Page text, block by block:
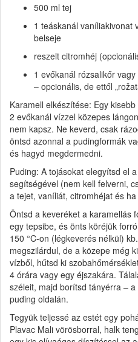
500 ml tej
1 teáskanál vaníliakivonat
belseje
reszelt citromhéj
1 evőkanál rózsalikőr
– opcionális, de ettől
Karamell elkészítése: Egy
2 evőkanál vízzel közepes
nem kapsz. Ne keverd, csak
öntsd azonnal a pudingformák
és hagyd megdermedni.
Puding: A tojásokat elegyítsd el
segítségével (nem kell felverni,
a tejet, vaníliát, citromhéjat és
Öntsd a keveréket a karamellás
egy tepsibe, és önts köréjük
150 °C-on (légkeverés nélkül)
megszilárdul, de a közepe még
vízből, hűtsd ki
4 órára vagy egy éjszakára.
széleit, majd borítsd tányérra –
puding oldalán.
Tegyük teljessé az estét egy
Plavac Mali vörösborral, halk